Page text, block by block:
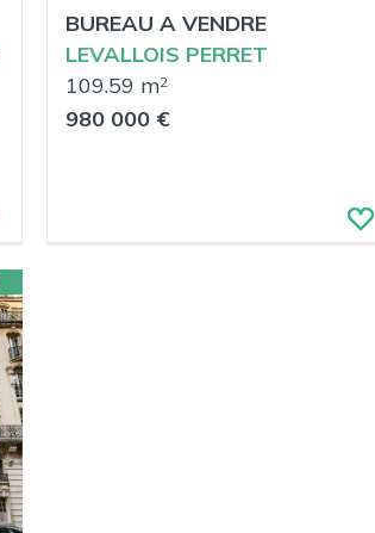
BUREAU A VENDRE
LEVALLOIS PERRET
109.59 m2
980 000 €